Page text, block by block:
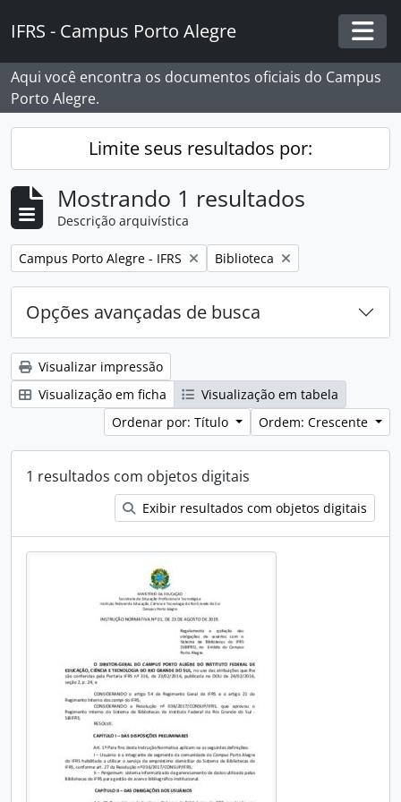
IFRS - Campus Porto Alegre
Aqui você encontra os documentos oficiais do Campus
Porto Alegre.
Limite seus resultados por:
Mostrando 1 resultados
Descrição arquivística
Remover filtro:
Campus Porto Alegre - IFRS Remover filtro:
Biblioteca
Opções avançadas de busca
Visualizar impressão
Visualização em ficha
Visualização em tabela
Ordenar por: Título
Ordem: Crescente
1 resultados com objetos digitais
Exibir resultados com objetos digitais